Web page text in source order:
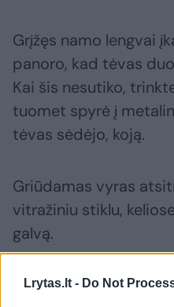
Lrytas.lt - Do Not
Grįžęs namo lengvai
panoro, kad tėvas
Kai šis nesutiko,
tuomet spyrė į
tėvas sėdėjo, koją.
Griūdamas vyras
vitražiniu stiklu,
galvą.
Plūsdamas kraujais